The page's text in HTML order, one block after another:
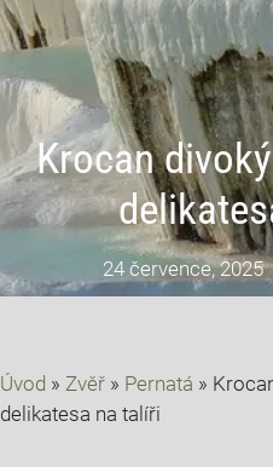
Krocan
24 července, 2025
Úvod » Zvěř » Pernatá »
delikatesa na talíři